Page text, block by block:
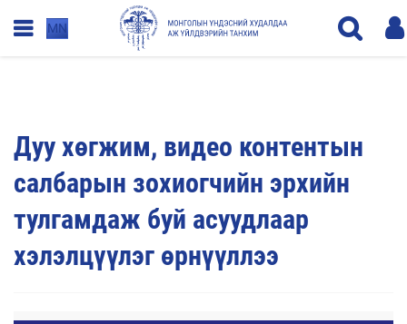
MN
Дуу хөгжим, видео контентын
салбарын зохиогчийн эрхийн
тулгамдаж буй асуудлаар
хэлэлцүүлэг өрнүүллээ